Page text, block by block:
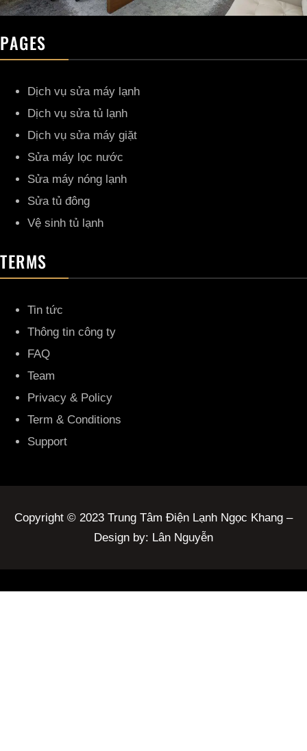
PAGES
Dịch vụ sửa máy lạnh
Dịch vụ sửa tủ lạnh
Dịch vụ sửa máy giặt
Sửa máy lọc nước
Sửa máy nóng lạnh
Sửa tủ đông
Vệ sinh tủ lạnh
TERMS
Tin tức
Thông tin công ty
FAQ
Team
Privacy & Policy
Term & Conditions
Support
Copyright © 2023 Trung Tâm Điện Lạnh Ngọc Khang –
Design by: Lân Nguyễn